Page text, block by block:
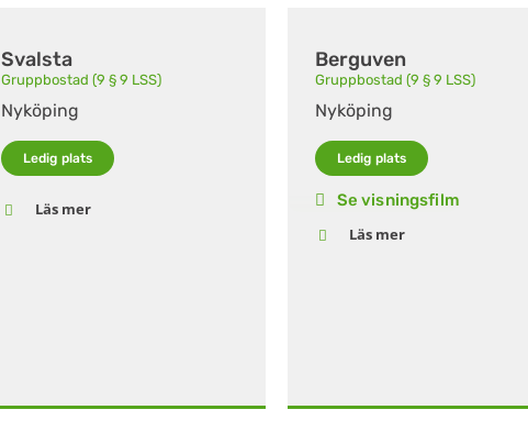
Svalsta
Gruppbostad (9 § 9 LSS)
Nyköping
Ledig plats
Läs mer
Berguven
Gruppbostad (9 § 9 LSS)
Nyköping
Ledig plats
Se visningsfilm
Läs mer